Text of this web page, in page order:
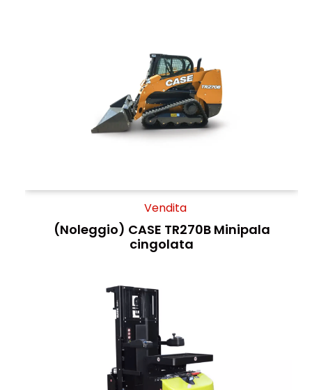
Vendita
(Noleggio) CASE TR270B Minipala
cingolata